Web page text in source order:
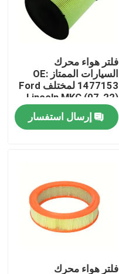
فلتر هواء محرك
السيارات الممتاز OE:
1477153 لمختلف Ford
، Lincoln MKC (07-22)
وصف المنتج
إرسال استفسار
فلتر هواء محرك